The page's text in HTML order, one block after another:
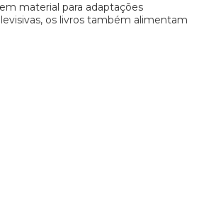
material para adaptações
os livros também alimentam